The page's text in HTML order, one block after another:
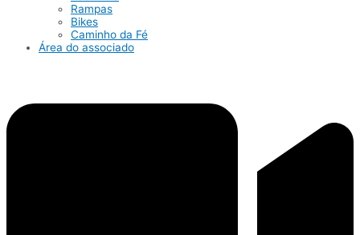
Rampas
Bikes
Caminho da Fé
Área do associado